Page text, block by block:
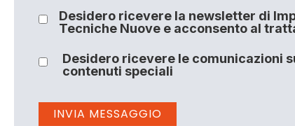
Desidero ricevere la newsletter di
Tecniche Nuove e acconsento al
Desidero ricevere le comunicazioni
contenuti speciali